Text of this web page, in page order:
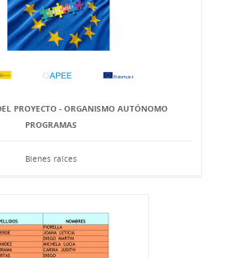
PROYECTO - ORGANISMO AUTÓNOMO
PROGRAMAS
Bienes raíces